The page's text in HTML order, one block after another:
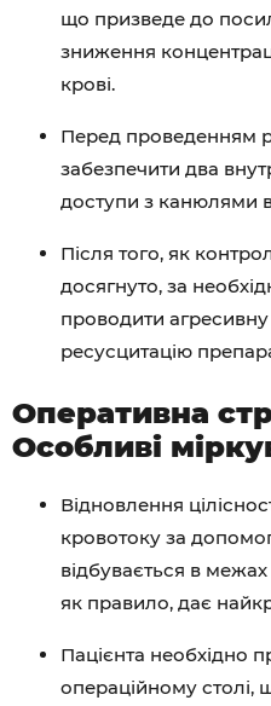
що призведе до
зниження
крові.
Перед проведенням
забезпечити два
доступи з канюлями
Після того, як
досягнуто, за
проводити
ресусцитацію
Оперативна
Особливі
Відновлення
кровотоку за
відбувається в
як правило, дає
Пацієнта необхідно
операційному